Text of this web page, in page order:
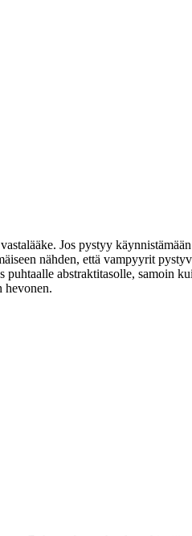
Jos pystyy
nähden, että vampyyrit
puhtaalle abstraktitasolle,
hevonen.